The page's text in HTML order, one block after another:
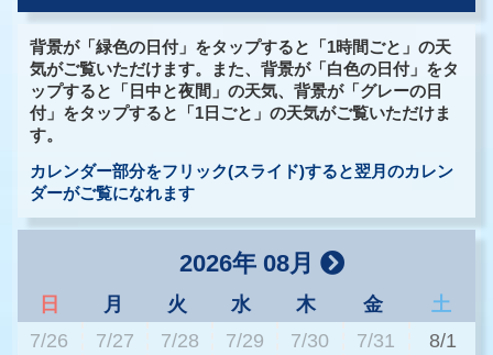
背景が「緑色の日付」をタップすると「1時間ごと」の天
気がご覧いただけます。また、背景が「白色の日付」をタ
ップすると「日中と夜間」の天気、背景が「グレーの日
付」をタップすると「1日ごと」の天気がご覧いただけま
す。
カレンダー部分をフリック(スライド)すると翌月のカレン
ダーがご覧になれます
2026年 08月
日 月 火 水 木 金
土
7/26
7/27 7/28 7/29 7/30 7/31 8/1